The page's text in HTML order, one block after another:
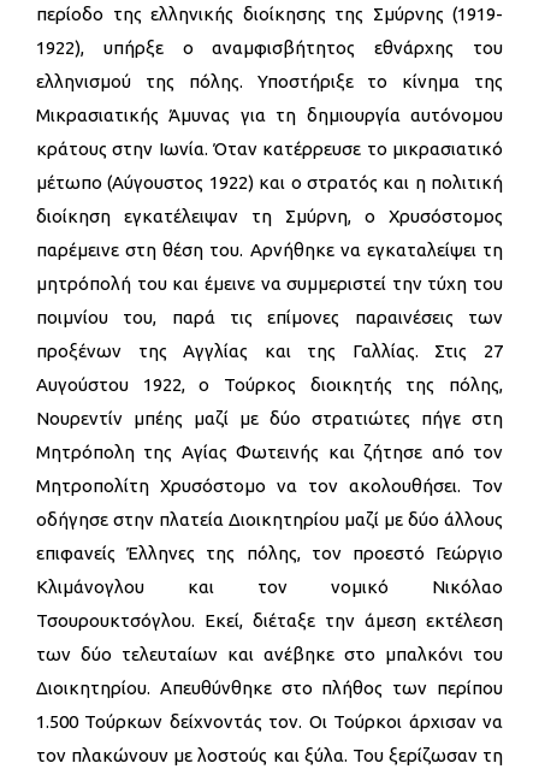
περίοδο της ελληνικής διοίκησης της Σμύρνης (1919-
1922), υπήρξε ο αναμφισβήτητος εθνάρχης του
ελληνισμού της πόλης. Υποστήριξε το κίνημα της
Μικρασιατικής Άμυνας για τη δημιουργία αυτόνομου
κράτους στην Ιωνία. Όταν κατέρρευσε το μικρασιατικό
μέτωπο (Αύγουστος 1922) και ο στρατός και η πολιτική
διοίκηση εγκατέλειψαν τη Σμύρνη, ο Χρυσόστομος
παρέμεινε στη θέση του. Αρνήθηκε να εγκαταλείψει τη
μητρόπολή του και έμεινε να συμμεριστεί την τύχη του
ποιμνίου του, παρά τις επίμονες παραινέσεις των
προξένων της Αγγλίας και της Γαλλίας. Στις 27
Αυγούστου 1922, ο Τούρκος διοικητής της πόλης,
Νουρεντίν μπέης μαζί με δύο στρατιώτες πήγε στη
Μητρόπολη της Αγίας Φωτεινής και ζήτησε από τον
Μητροπολίτη Χρυσόστομο να τον ακολουθήσει. Τον
οδήγησε στην πλατεία Διοικητηρίου μαζί με δύο άλλους
επιφανείς Έλληνες της πόλης, τον προεστό Γεώργιο
Κλιμάνογλου και τον νομικό Νικόλαο
Τσουρουκτσόγλου. Εκεί, διέταξε την άμεση εκτέλεση
των δύο τελευταίων και ανέβηκε στο μπαλκόνι του
Διοικητηρίου. Απευθύνθηκε στο πλήθος των περίπου
1.500 Τούρκων δείχνοντάς τον. Οι Τούρκοι άρχισαν να
τον πλακώνουν με λοστούς και ξύλα. Του ξερίζωσαν τη